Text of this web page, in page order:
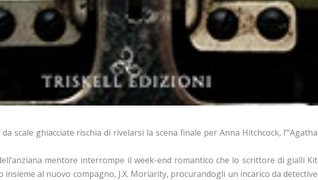
scale ghiacciate rischia di rivelarsi la scena finale per Anna Hitchcock, l’“Agatha
mentore interrompe il week-end romantico che lo scrittore di gialli Kit
insieme al nuovo compagno, J.X. Moriarity, procurandogli un incarico da detective